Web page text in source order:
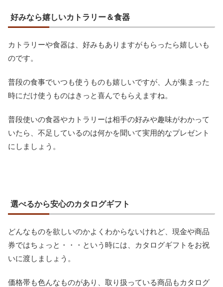
好みなら嬉しいカトラリー＆食器
カトラリーや食器は、好みもありますがもらったら嬉しいも
のです。
普段の食事でいつも使うものも嬉しいですが、人が集まった
時にだけ使うものはきっと喜んでもらえますね。
普段使いの食器やカトラリーは相手の好みや趣味がわかって
いたら、不足しているのは何かを聞いて実用的なプレゼント
にしましょう。
選べるから安心のカタログギフト
どんなものを欲しいのかよくわからないけれど、現金や商品
券ではちょっと・・・という時には、カタログギフトをお祝
いに渡しましょう。
価格帯も色んなものがあり、取り扱っている商品もカタログ